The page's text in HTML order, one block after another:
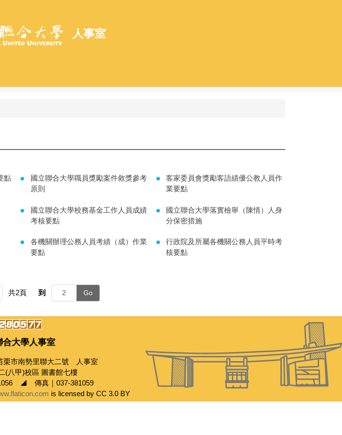
人事室
點
國立聯合大學職員獎勵案件敘獎參考
原則
客家委員會獎勵客語績優公教人員作
業要點
國立聯合大學校務基金工作人員成績
考核要點
國立聯合大學落實檢舉（陳情）人身
分保密措施
各機關辦理公務人員考績（成）作業
要點
行政院及所屬各機關公務人員平時考
核要點
共2頁 到 Go
合大學人事室
市南勢里聯大二號 人事室
八甲)校區 圖書館七樓
◢ 傳真｜037-381059
is licensed by CC 3.0 BY